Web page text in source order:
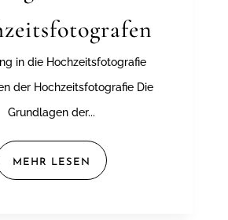
in die Hochzeitsfotografie
der Hochzeitsfotografie Die
Grundlagen der...
MEHR LESEN